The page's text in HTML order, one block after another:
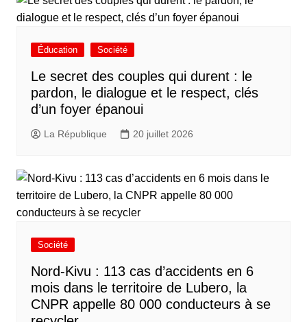
Éducation Société
Le secret des couples qui durent : le
pardon, le dialogue et le respect, clés
d’un foyer épanoui
La République 20 juillet 2026
Société
Nord-Kivu : 113 cas d’accidents en 6
mois dans le territoire de Lubero, la
CNPR appelle 80 000 conducteurs à se